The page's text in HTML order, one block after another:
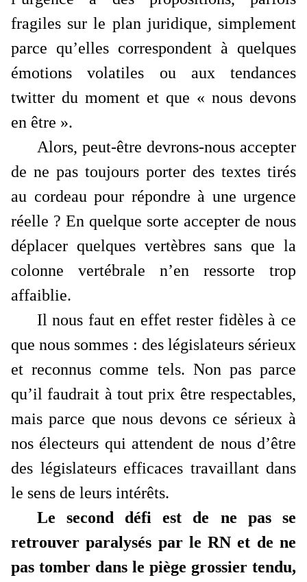
fragiles sur le plan juridique, simplement
parce qu’elles correspondent à quelques
émotions volatiles ou aux tendances
twitter du moment et que « nous devons
en être ».
Alors, peut-être devrons-nous accepter
de ne pas toujours porter des textes tirés
au cordeau pour répondre à une urgence
réelle ? En quelque sorte accepter de nous
déplacer quelques vertèbres sans que la
colonne vertébrale n’en ressorte trop
affaiblie.
Il nous faut en effet rester fidèles à ce
que nous sommes : des législateurs sérieux
et reconnus comme tels. Non pas parce
qu’il faudrait à tout prix être respectables,
mais parce que nous devons ce sérieux à
nos électeurs qui attendent de nous d’être
des législateurs efficaces travaillant dans
le sens de leurs intérêts.
Le second défi est de ne pas se
retrouver paralysés par le RN et de ne
pas tomber dans le piège grossier tendu,